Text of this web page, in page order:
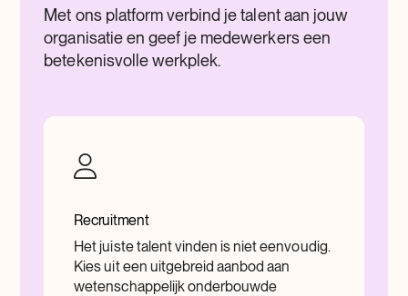
Met ons platform verbind je talent aan jouw
organisatie en geef je medewerkers een
betekenisvolle werkplek.
Recruitment
Het juiste talent vinden is niet eenvoudig.
Kies uit een uitgebreid aanbod aan
wetenschappelijk onderbouwde